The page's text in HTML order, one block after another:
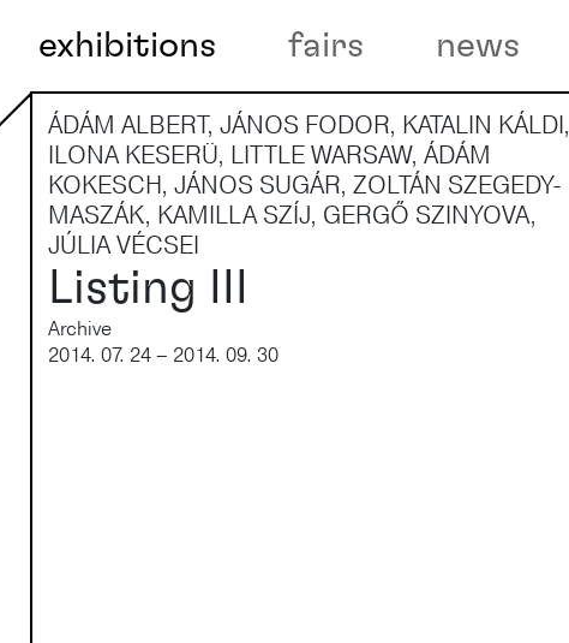
exhibitions fairs news
ÁDÁM ALBERT, JÁNOS FODOR, KATALIN KÁLDI,
ILONA KESERÜ, LITTLE WARSAW, ÁDÁM
KOKESCH, JÁNOS SUGÁR, ZOLTÁN SZEGEDY-
MASZÁK, KAMILLA SZÍJ, GERGŐ SZINYOVA,
JÚLIA VÉCSEI
Listing III
Archive
2014. 07. 24 – 2014. 09. 30